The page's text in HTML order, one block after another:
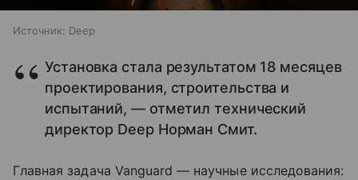
Источник: Deep
Установка стала результатом 18 месяцев
проектирования, строительства и
испытаний, — отметил технический
директор Deep Норман Смит.
Главная задача Vanguard — научные исследования: